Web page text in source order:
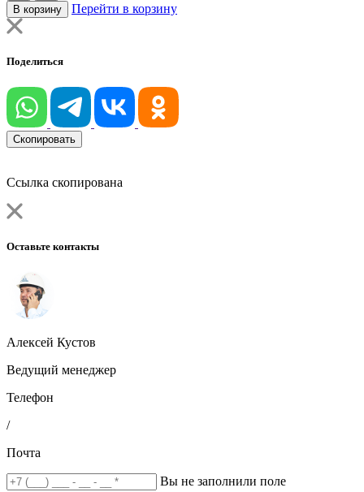
В корзину Перейти в корзину
Поделиться
Скопировать
Ссылка скопирована
Оставьте контакты
Алексей Кустов
Ведущий менеджер
Телефон
/
Почта
Вы не заполнили поле